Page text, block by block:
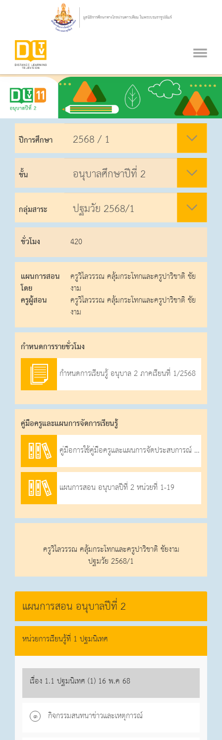
ปีการศึกษา
ชั้น
กลุ่มสาระ
ชั่วโมง 420
แผนการสอน
โดย
ครูวิไลวรรณ คลุ้มกระโทกและครูปาริชาติ ชัย
งาม
ครูผู้สอน
ครูวิไลวรรณ คลุ้มกระโทกและครูปาริชาติ ชัย
งาม
กําหนดการรายชั่วโมง
กำหนดการเรียนรู้ อนุบาล 2 ภาคเรียนที่ 1/2568
คู่มือครูและแผนการจัดการเรียนรู้
คู่มือการใช้คู่มือครูและแผนการจัดประสบการณ์ ปฐมวัย อนุบาลปีที่ 1-3
แผนการสอน อนุบาลปีที่ 2 หน่วยที่ 1-19
ครูวิไลวรรณ คลุ้มกระโทกและครูปาริชาติ ชัยงาม
ปฐมวัย 2568/1
แผนการสอน อนุบาลปีที่ 2
หน่วยการเรียนรู้ที่ 1 ปฐมนิเทศ
เรื่อง 1.1 ปฐมนิเทศ (1) 16 พ.ค 68
๑ กิจกรรมสนทนาข่าวและเหตุการณ์